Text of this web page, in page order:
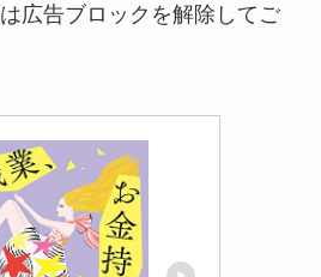
広告ブロックを解除してご